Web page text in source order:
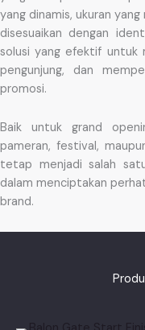
yang dinamis, ukuran
disesuaikan dengan
solusi yang efektif untuk
pengunjung, dan
promosi.
Baik untuk grand
pameran, festival,
tetap menjadi salah
dalam menciptakan
brand.